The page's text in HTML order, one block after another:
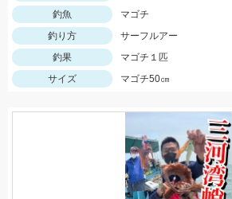
釣魚
マゴチ
釣り方
サーフルアー
釣果
マゴチ１匹
サイズ
マゴチ50㎝